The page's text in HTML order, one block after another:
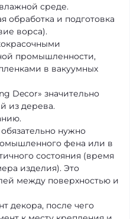
среде.
обработка и подготовка
ворса).
промышленности,
в вакуумных
Decor» значительно
из дерева.
нужно
фена или в
состояния (время
изделия). Это
между поверхностью и
декора, после чего